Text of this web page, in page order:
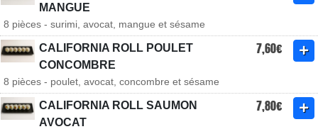
MANGUE
8 pièces - surimi, avocat, mangue et sésame
CALIFORNIA ROLL POULET
CONCOMBRE
7,60€
8 pièces - poulet, avocat, concombre et sésame
CALIFORNIA ROLL SAUMON
AVOCAT
7,80€